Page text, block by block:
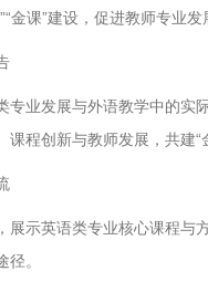
金课”建设，促进教师专业发
专业发展与外语教学中的实
程创新与教师发展，共建“
展示英语类专业核心课程与
。